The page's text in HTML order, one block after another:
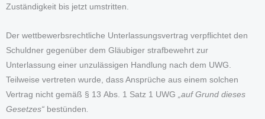
Zuständigkeit bis jetzt umstritten.
Der wettbewerbsrechtliche Unterlassungsvertrag verpflichtet den
Schuldner gegenüber dem Gläubiger strafbewehrt zur
Unterlassung einer unzulässigen Handlung nach dem UWG.
Teilweise vertreten wurde, dass Ansprüche aus einem solchen
Vertrag nicht gemäß § 13 Abs. 1 Satz 1 UWG
„auf Grund dieses
Gesetzes“ bestünden